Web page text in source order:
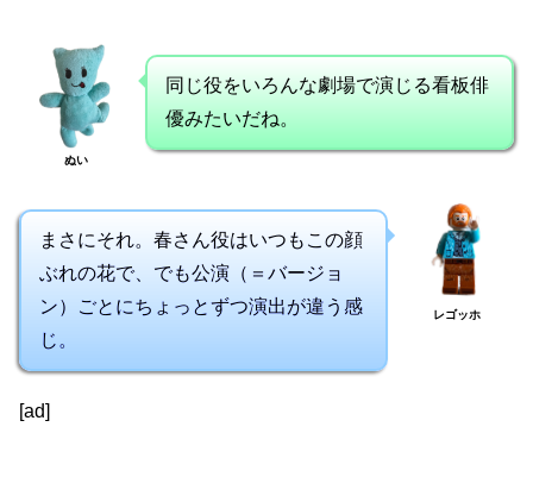
ぬい
同じ役をいろんな劇場で演じる看板俳
優みたいだね。
まさにそれ。春さん役はいつもこの顔
ぶれの花で、でも公演（＝バージョ
ン）ごとにちょっとずつ演出が違う感
じ。
レゴッホ
[ad]